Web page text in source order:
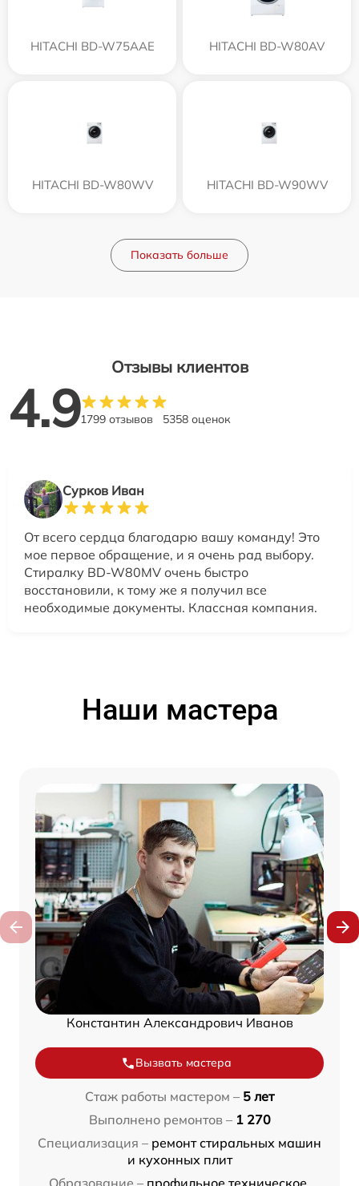
HITACHI BD-W75AAE HITACHI BD-W80AV
HITACHI BD-W80WV HITACHI BD-W90WV
Показать больше
Отзывы клиентов
4.91799 отзывов 5358 оценок
Сурков Иван
От всего сердца благодарю вашу команду! Это
мое первое обращение, и я очень рад выбору.
Стиралку BD-W80MV очень быстро
восстановили, к тому же я получил все
необходимые документы. Классная компания.
Наши мастера
Константин Александрович Иванов
Вызвать мастера
Стаж работы мастером – 5 лет
Выполнено ремонтов – 1 270
Специализация – ремонт стиральных машин
и кухонных плит